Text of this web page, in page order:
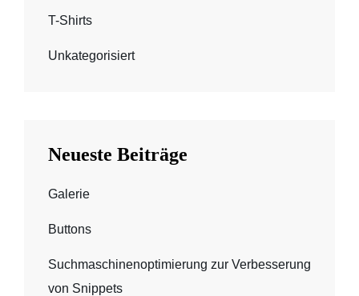
T-Shirts
Unkategorisiert
Neueste Beiträge
Galerie
Buttons
Suchmaschinenoptimierung zur Verbesserung
von Snippets